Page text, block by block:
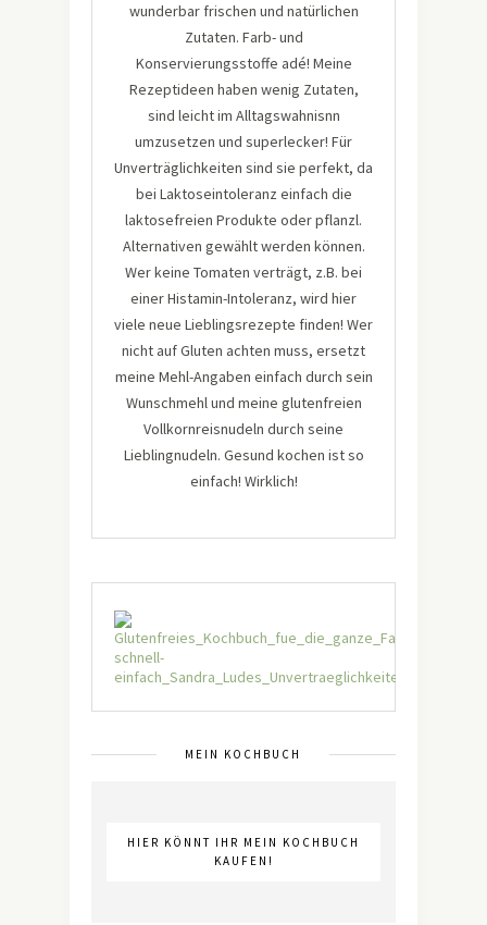
wunderbar frischen und natürlichen
Zutaten. Farb- und
Konservierungsstoffe adé! Meine
Rezeptideen haben wenig Zutaten,
sind leicht im Alltagswahnisnn
umzusetzen und superlecker! Für
Unverträglichkeiten sind sie perfekt, da
bei Laktoseintoleranz einfach die
laktosefreien Produkte oder pflanzl.
Alternativen gewählt werden können.
Wer keine Tomaten verträgt, z.B. bei
einer Histamin-Intoleranz, wird hier
viele neue Lieblingsrezepte finden! Wer
nicht auf Gluten achten muss, ersetzt
meine Mehl-Angaben einfach durch sein
Wunschmehl und meine glutenfreien
Vollkornreisnudeln durch seine
Lieblingnudeln. Gesund kochen ist so
einfach! Wirklich!
MEIN KOCHBUCH
HIER KÖNNT IHR MEIN KOCHBUCH
KAUFEN!